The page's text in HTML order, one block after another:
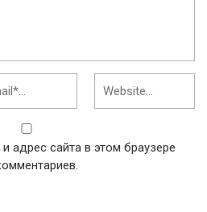
адрес сайта в этом браузере